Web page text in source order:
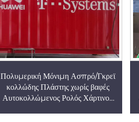
Πολυμερική Μόνιμη Ασπρό/Γκρεϊ
κολλώδης Πλάστης χωρίς βαφές
Αυτοκολλώμενος Ρολός Χάρτινου